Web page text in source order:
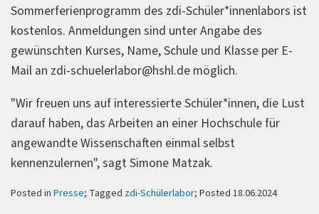
Sommerferienprogramm des zdi-Schüler*innenlabors ist
kostenlos. Anmeldungen sind unter Angabe des
gewünschten Kurses, Name, Schule und Klasse per E-
Mail an zdi-schuelerlabor@hshl.de möglich.
"Wir freuen uns auf interessierte Schüler*innen, die Lust
darauf haben, das Arbeiten an einer Hochschule für
angewandte Wissenschaften einmal selbst
kennenzulernen", sagt Simone Matzak.
Posted in Presse; Tagged zdi-Schülerlabor; Posted 18.06.2024